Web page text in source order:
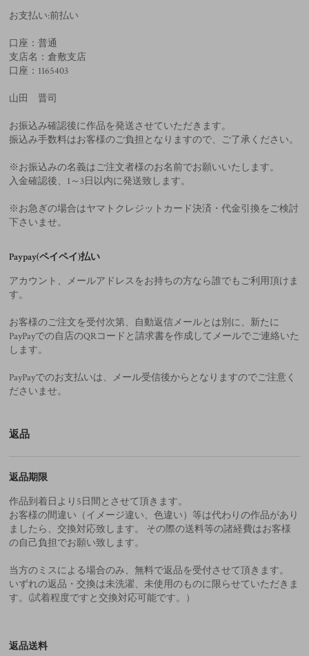
お支払い:前払い
口座：普通
支店名：倉敷支店
口座：1165403
山田 晋司
お振込み確認後に作品を発送させていただきます。
振込み手数料はお客様のご負担となりますので、ご了承ください。
※お振込みの名義はご注文者様のお名前でお願いいたします。
入金確認後、1～3日以内に発送致します。
※お急ぎの場合はヤマトクレジットカード決済・代金引換をご検討
下さいませ。
Paypay(ペイペイ)払い
アカウント、メールアドレスをお持ちの方なら誰でもご利用頂けま
す。
お客様のご注文を受付次第、自動返信メールとは別に、新たに
PayPayでの自店のQRコードと請求書を作成してメールでご連絡いた
します。
PayPayでのお支払いは、メール受信後からとなりますのでご注意く
ださいませ。
返品
返品期限
作品到着日より5日間とさせて頂きます。
お客様の間違い（イメージ違い、色違い）等は代わりの作品があり
ましたら、交換対応致します。 その際の送料等の諸経費はお客様
の自己負担でお願い致します。
当方のミスによる場合のみ、無料で返品を受付させて頂きます。
いずれの返品・交換は未洗濯、未使用のものに限らせていただきま
す。(試着程度ですと交換対応可能です。）
返品送料